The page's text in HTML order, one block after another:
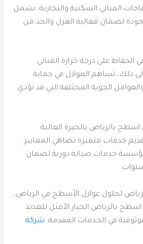
المباني السكنية والتجارية. تشمل
لضمان فعالية العزل والحد من
الحفاظ على درجة حرارة المباني
ذلك، تساهم العوازل في حماية
الجوية المختلفة التي قد تؤدي
بالرياض بالخبرة العالية
خدمات متميزة تضاهي المعايير
خدمات صيانة دورية لضمان
لحلول عوازل الأسطح في الرياض،
بالرياض الخيار الأمثل للعديد
في الخدمات المقدمة. شركة